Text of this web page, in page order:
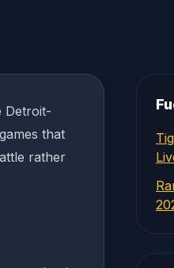
Detroit-
that
rather